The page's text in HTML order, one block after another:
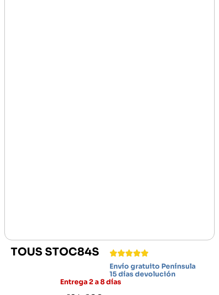
TOUS STOC84S
Envío gratuito Península
15 días devolución
Entrega 2 a 8 días